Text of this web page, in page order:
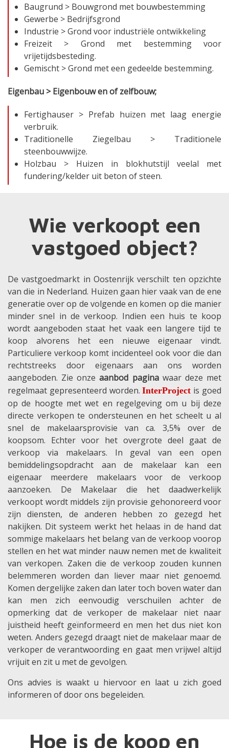
Baugrund > Bouwgrond met bouwbestemming
Gewerbe > Bedrijfsgrond
Industrie > Grond voor industriële ontwikkeling
Freizeit > Grond met bestemming voor
vrijetijdsbesteding.
Gemischt > Grond met een gedeelde bestemming.
Eigenbau > Eigenbouw en of zelfbouw;
Fertighauser > Prefab huizen met laag energie
verbruik.
Traditionelle Ziegelbau > Traditionele
steenbouwwijze.
Holzbau > Huizen in blokhutstijl veelal met
fundering/kelder uit beton of steen.
Wie verkoopt een
vastgoed object?
De vastgoedmarkt in Oostenrijk verschilt ten opzichte
van die in Nederland. Huizen gaan hier vaak van de ene
generatie over op de volgende en komen op die manier
minder snel in de verkoop. Indien een huis te koop
wordt aangeboden staat het vaak een langere tijd te
koop alvorens het een nieuwe eigenaar vindt.
Particuliere verkoop komt incidenteel ook voor die dan
rechtstreeks door eigenaars aan ons worden
aangeboden. Zie onzeaanbod paginawaar deze met
regelmaat gepresenteerd worden.InterProject is goed
op de hoogte met wet en regelgeving om u bij deze
directe verkopen te ondersteunen en het scheelt u al
snel de makelaarsprovisie van ca. 3,5% over de
koopsom. Echter voor het overgrote deel gaat de
verkoop via makelaars. In geval van een open
bemiddelingsopdracht aan de makelaar kan een
eigenaar meerdere makelaars voor de verkoop
aanzoeken. De Makelaar die het daadwerkelijk
verkoopt wordt middels zijn provisie gehonoreerd voor
zijn diensten, de anderen hebben zo gezegd het
nakijken. Dit systeem werkt het helaas in de hand dat
sommige makelaars het belang van de verkoop voorop
stellen en het wat minder nauw nemen met de kwaliteit
van verkopen. Zaken die de verkoop zouden kunnen
belemmeren worden dan liever maar niet genoemd.
Komen dergelijke zaken dan later toch boven water dan
kan men zich eenvoudig verschuilen achter de
opmerking dat de verkoper de makelaar niet naar
juistheid heeft geïnformeerd en men het dus niet kon
weten. Anders gezegd draagt niet de makelaar maar de
verkoper de verantwoording en gaat men vrijwel altijd
vrijuit en zit u met de gevolgen.
Ons advies is waakt u hiervoor en laat u zich goed
informeren of door ons begeleiden.
Hoe is de koop en